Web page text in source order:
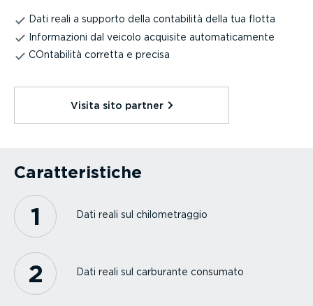
Dati reali a supporto della contabilità della tua flotta
Informazioni dal veicolo acquisite automaticamente
COntabilità corretta e precisa
Visita sito partner⁠
Carat­te­ri­stiche
1 Dati reali sul chilometraggio
2 Dati reali sul carburante consumato